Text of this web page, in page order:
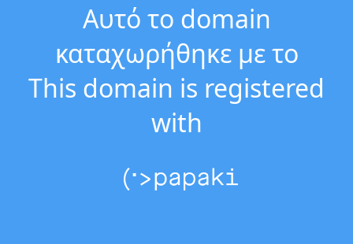
Αυτό το domain
καταχωρήθηκε με το
This domain is registered
with